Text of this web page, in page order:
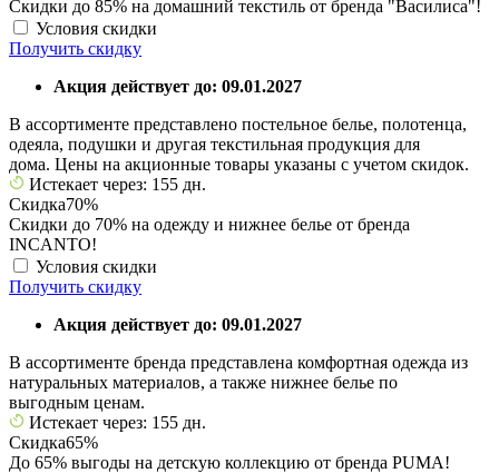
Скидки до 85% на домашний текстиль от бренда "Василиса"!
Условия скидки
Получить скидку
Акция действует до: 09.01.2027
В ассортименте представлено постельное белье, полотенца,
одеяла, подушки и другая текстильная продукция для
дома. Цены на акционные товары указаны с учетом скидок.
Истекает через: 155 дн.
Скидка70%
Скидки до 70% на одежду и нижнее белье от бренда
INCANTO!
Условия скидки
Получить скидку
Акция действует до: 09.01.2027
В ассортименте бренда представлена комфортная одежда из
натуральных материалов, а также нижнее белье по
выгодным ценам.
Истекает через: 155 дн.
Скидка65%
До 65% выгоды на детскую коллекцию от бренда PUMA!